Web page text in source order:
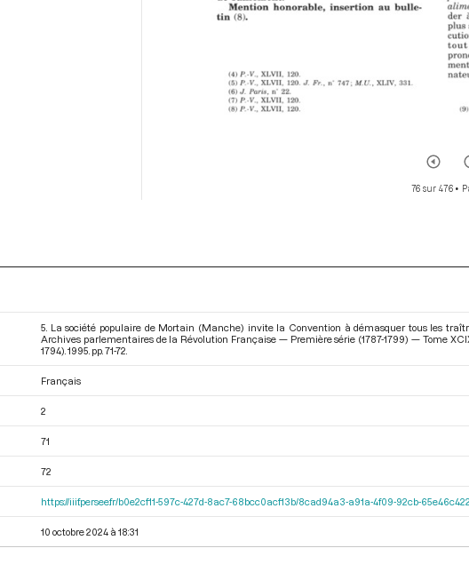
76 sur 476•
5. La société populaire de Mortain (Manche) invite la Convention à démasquer tous les
Archives parlementaires de la Révolution Française — Première série (1787-1799) — Tome
1794) . 1995. pp. 71-72.
Français
2
71
72
https://iiif.persee.fr/b0e2cf11-597c-427d-8ac7-68bcc0acf13b/8cad94a3-a91a-4f09-92cb-
10 octobre 2024 à 18:31